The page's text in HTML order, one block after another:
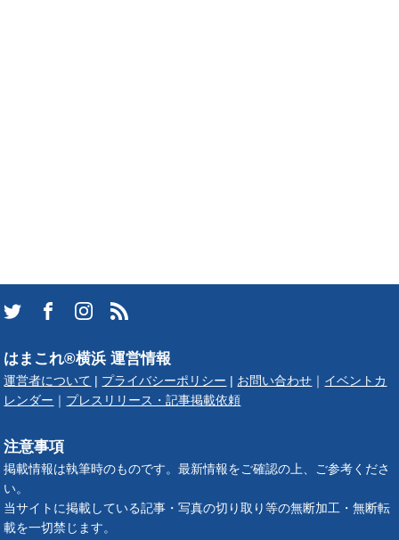
はまこれ®横浜 運営情報
運営者について プライバシーポリシー お問い合わせ
イベントカ
レンダー
プレスリリース・記事掲載依頼
注意事項
掲載情報は執筆時のものです。最新情報をご確認の上、ご参考くださ
い。
当サイトに掲載している記事・写真の切り取り等の無断加工・無断転
載を一切禁じます。